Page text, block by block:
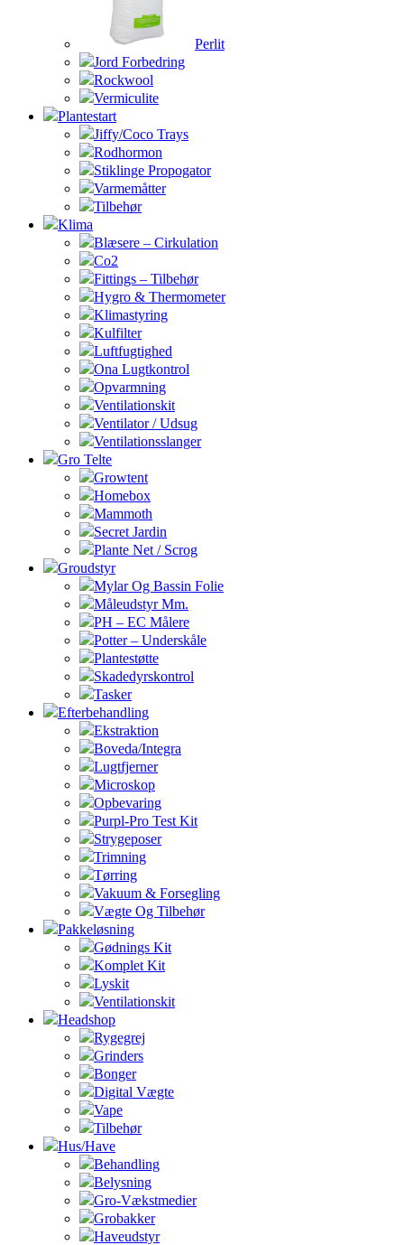
Perlit
Jord Forbedring
Rockwool
Vermiculite
Plantestart
Jiffy/Coco Trays
Rodhormon
Stiklinge Propogator
Varmemåtter
Tilbehør
Klima
Blæsere – Cirkulation
Co2
Fittings – Tilbehør
Hygro & Thermometer
Klimastyring
Kulfilter
Luftfugtighed
Ona Lugtkontrol
Opvarmning
Ventilationskit
Ventilator / Udsug
Ventilationsslanger
Gro Telte
Growtent
Homebox
Mammoth
Secret Jardin
Plante Net / Scrog
Groudstyr
Mylar Og Bassin Folie
Måleudstyr Mm.
PH – EC Målere
Potter – Underskåle
Plantestøtte
Skadedyrskontrol
Tasker
Efterbehandling
Ekstraktion
Boveda/Integra
Lugtfjerner
Microskop
Opbevaring
Purpl-Pro Test Kit
Strygeposer
Trimning
Tørring
Vakuum & Forsegling
Vægte Og Tilbehør
Pakkeløsning
Gødnings Kit
Komplet Kit
Lyskit
Ventilationskit
Headshop
Rygegrej
Grinders
Bonger
Digital Vægte
Vape
Tilbehør
Hus/Have
Behandling
Belysning
Gro-Vækstmedier
Grobakker
Haveudstyr